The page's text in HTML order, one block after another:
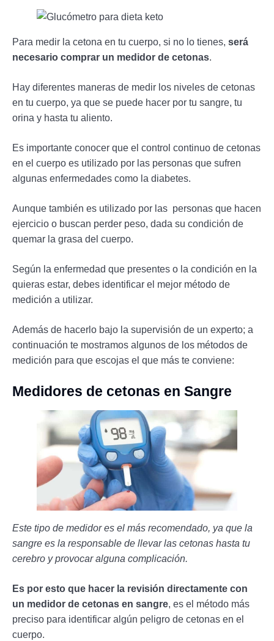
Para medir la cetona en tu cuerpo, si no lo tienes, será
necesario comprar un medidor de cetonas.
Hay diferentes maneras de medir los niveles de cetonas
en tu cuerpo, ya que se puede hacer por tu sangre, tu
orina y hasta tu aliento.
Es importante conocer que el control continuo de cetonas
en el cuerpo es utilizado por las personas que sufren
algunas enfermedades como la diabetes.
Aunque también es utilizado por las personas que hacen
ejercicio o buscan perder peso, dada su condición de
quemar la grasa del cuerpo.
Según la enfermedad que presentes o la condición en la
quieras estar, debes identificar el mejor método de
medición a utilizar.
Además de hacerlo bajo la supervisión de un experto; a
continuación te mostramos algunos de los métodos de
medición para que escojas el que más te conviene:
Medidores de cetonas en Sangre
Este tipo de medidor es el más recomendado, ya que la
sangre es la responsable de llevar las cetonas hasta tu
cerebro y provocar alguna complicación.
Es por esto que hacer la revisión directamente con
un medidor de cetonas en sangre, es el método más
preciso para identificar algún peligro de cetonas en el
cuerpo.